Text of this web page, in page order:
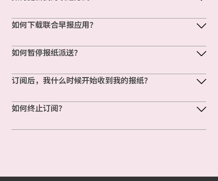
如何下载联合早报应用？
如何暂停报纸派送？
订阅后，我什么时候开始收到我的报纸？
如何终止订阅？